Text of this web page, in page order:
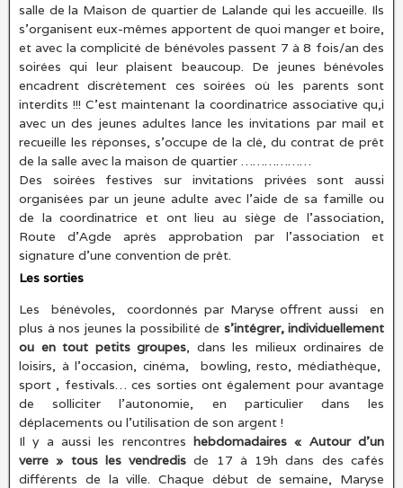
salle de la Maison de quartier de Lalande qui les accueille. Ils
s’organisent eux-mêmes apportent de quoi manger et boire,
et avec la complicité de bénévoles passent 7 à 8 fois/an des
soirées qui leur plaisent beaucoup. De jeunes bénévoles
encadrent discrètement ces soirées où les parents sont
interdits !!! C’est maintenant la coordinatrice associative qu,i
avec un des jeunes adultes lance les invitations par mail et
recueille les réponses, s’occupe de la clé, du contrat de prêt
de la salle avec la maison de quartier ………………
Des soirées festives sur invitations privées sont aussi
organisées par un jeune adulte avec l’aide de sa famille ou
de la coordinatrice et ont lieu au siège de l’association,
Route d’Agde après approbation par l’association et
signature d’une convention de prêt.
Les sorties
Les bénévoles, coordonnés par Maryse offrent aussi en
plus à nos jeunes la possibilité de s’intégrer, individuellement
ou en tout petits groupes, dans les milieux ordinaires de
loisirs, à l’occasion, cinéma, bowling, resto, médiathèque,
sport , festivals… ces sorties ont également pour avantage
de solliciter l’autonomie, en particulier dans les
déplacements ou l’utilisation de son argent !
Il y a aussi les rencontres hebdomadaires « Autour d’un
verre » tous les vendredis de 17 à 19h dans des cafés
différents de la ville. Chaque début de semaine, Maryse